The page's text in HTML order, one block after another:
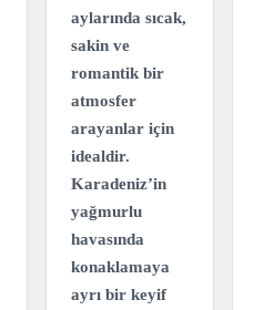
aylarında sıcak,
sakin ve
romantik bir
atmosfer
arayanlar için
idealdir.
Karadeniz’in
yağmurlu
havasında
konaklamaya
ayrı bir keyif